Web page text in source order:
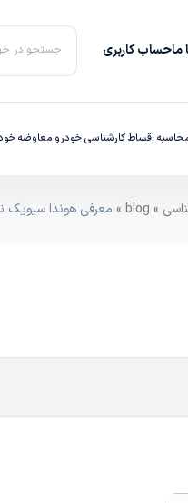
ماحساب کاربری جستجو در
اقساطکارشناسی خودرو معاوضه
»
blog » معرفی هوندا